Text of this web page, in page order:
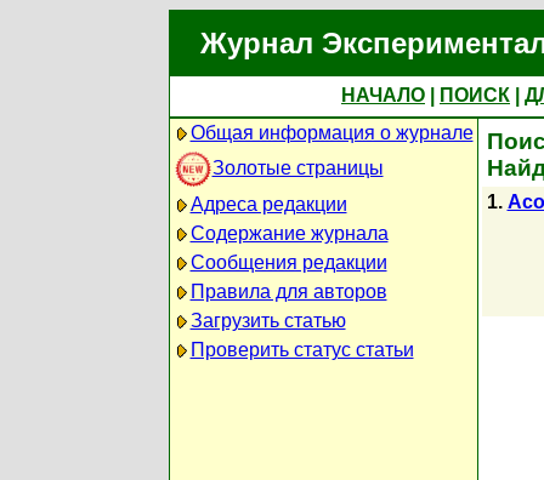
Журнал
НАЧАЛО ПОИСК
Общая информация о журнале
Золотые страницы
Адреса редакции
Содержание журнала
Сообщения редакции
Правила для авторов
Загрузить статью
Проверить статус статьи
1.